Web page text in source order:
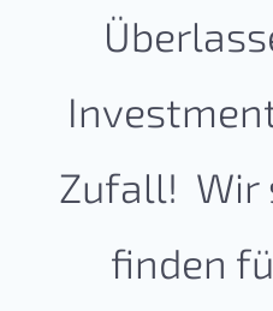
Zufall! Wir
finden